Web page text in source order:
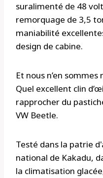
suralimenté de 48
remorquage de 3,5
maniabilité
design de cabine.
Et nous n’en
Quel excellent clin
rapprocher du
VW Beetle.
Testé dans la patrie
national de Kakadu,
la climatisation